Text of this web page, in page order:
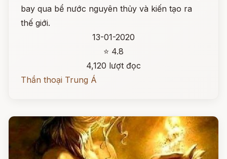
bay qua bể nước nguyên thủy và kiến tạo ra
thế giới.
13-01-2020
⭐ 4.8
4,120 lượt đọc
Thần thoại Trung Á